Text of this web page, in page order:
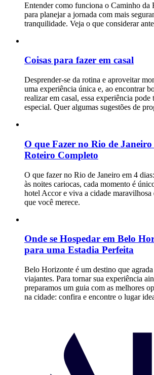
Entender como funciona o Caminho da
para planejar a jornada com mais
tranquilidade. Veja o que considerar
Coisas para fazer em casal
Desprender-se da rotina e aproveitar
uma experiência única e, ao encontrar
realizar em casal, essa experiência pode
especial. Quer algumas sugestões de
O que Fazer no Rio de Janeiro
Roteiro Completo
O que fazer no Rio de Janeiro em 4
às noites cariocas, cada momento é
hotel Accor e viva a cidade
que você merece.
Onde se Hospedar em Belo
para uma Estadia Perfeita
Belo Horizonte é um destino que
viajantes. Para tornar sua experiência
preparamos um guia com as melhores
na cidade: confira e encontre o lugar